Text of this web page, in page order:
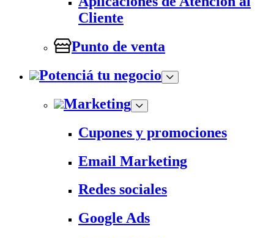
Cliente
Punto de venta
Potenciá tu negocio
Marketing
Cupones y promociones
Email Marketing
Redes sociales
Google Ads